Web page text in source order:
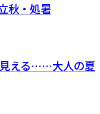
秋・処暑
見える……大人の夏